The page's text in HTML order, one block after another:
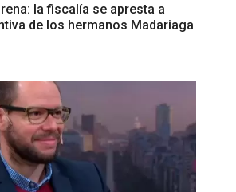
la fiscalía se apresta a
de los hermanos Madariaga